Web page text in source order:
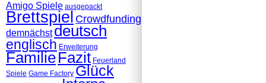
Amigo Spiele ausgepackt
Brettspiel Crowdfunding
demnächst deutsch
englisch Erweiterung
FamilieFazit Feuerland
Spiele Game Factory Glück